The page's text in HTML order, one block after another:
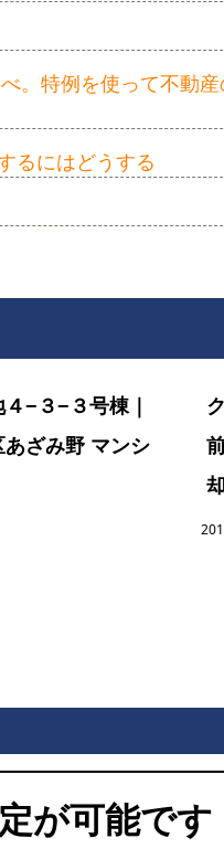
。特例を使って不動
るにはどうする
−３−３号棟｜
ざみ野 マンシ
が可能です